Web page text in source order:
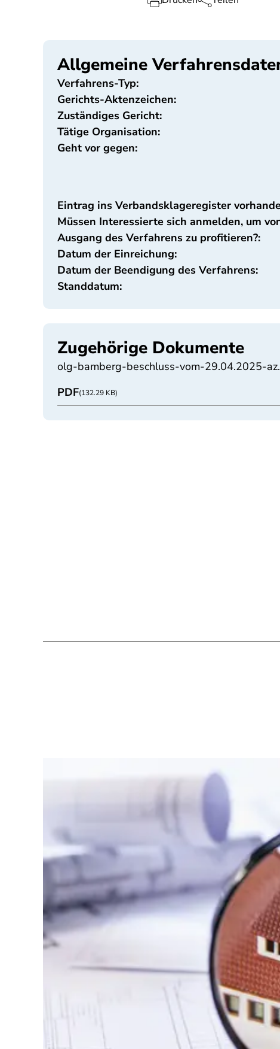
Allgemeine
Verfahrens-Typ:
Gerichts-Aktenzeichen:
Zuständiges Gericht:
Tätige Organisation:
Geht vor gegen:
Eintrag ins Verbandsklageregister
Müssen Interessierte sich anmelden, um
Ausgang des Verfahrens zu profitieren?:
Datum der Einreichung:
Datum der Beendigung des Verfahrens:
Standdatum:
Zugehörige Dokumente
olg-bamberg-beschluss-vom-29.04.2025-
PDF(132.29 KB)